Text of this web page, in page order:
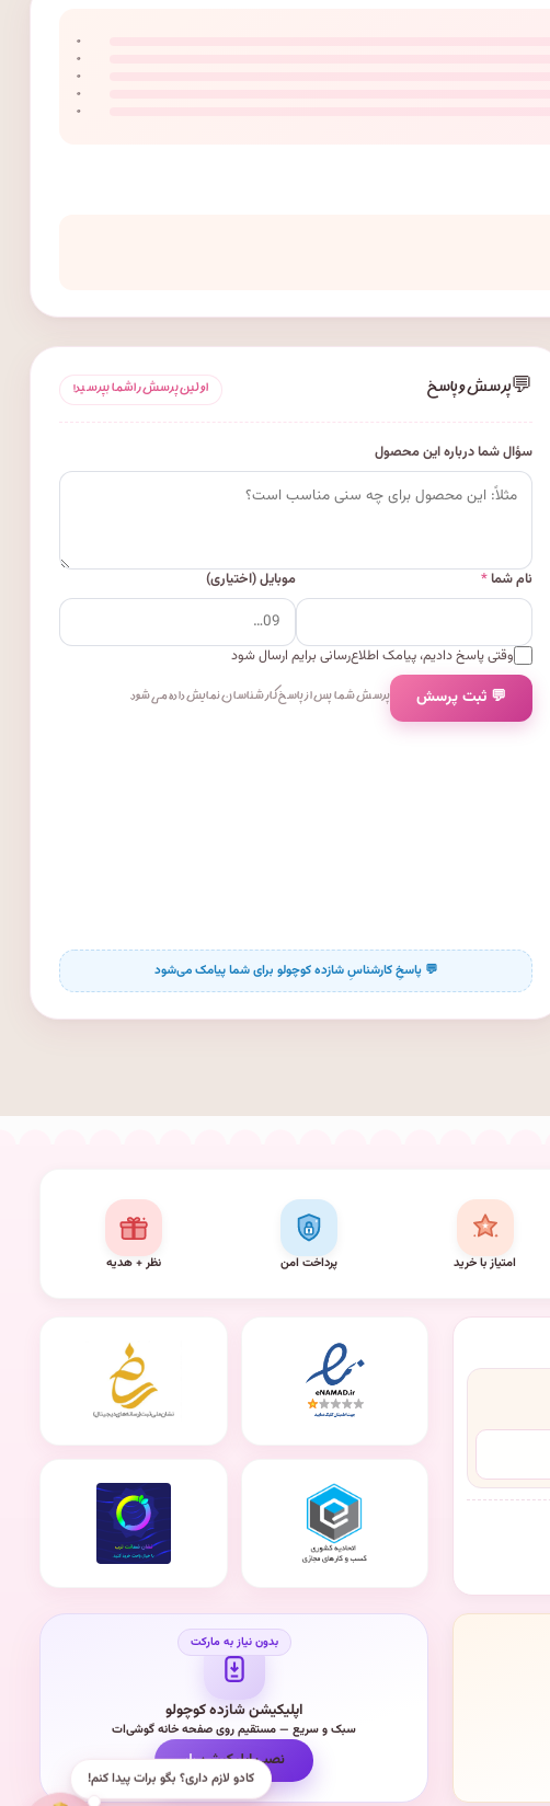
۰
۰
۰
۰
۰
💬پرسش و پاسخ اولین پرسش را شما بپرسید!
سؤال شما درباره این محصول
نام شما* موبایل (اختیاری)
وقتی پاسخ دادیم، پیامک اطلاع‌رسانی برایم ارسال شود
💬 ثبت پرسش پرسش شما پس از پاسخ کارشناسان نمایش داده می‌شود.
امتیاز با خرید پرداخت امن نظر + هدیه
اپلیکیشن شازده کوچولو
سبک و سریع — مستقیم روی صفحه خانه گوشی‌ات
نصب اپلیکیشن
کادو لازم داری؟ بگو برات پیدا کنم!